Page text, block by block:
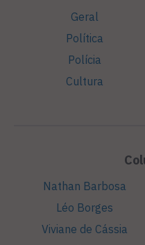
Geral
Política
Polícia
Cultura
Nathan Barbosa
Léo Borges
Viviane de Cássia